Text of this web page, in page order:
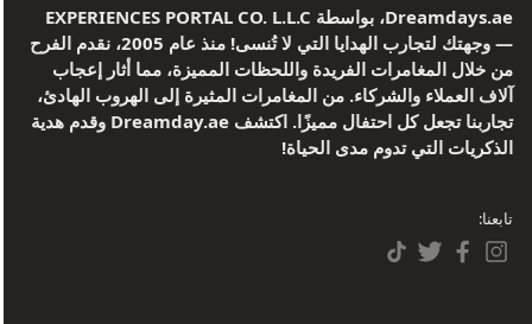
Dreamdays.ae، بواسطة EXPERIENCES PORTAL CO. L.L.C
— وجهتك لتجارب الهدايا التي لا تُنسى! منذ عام 2005، نقدم الفرح
من خلال المغامرات الفريدة واللحظات المميزة، مما أثار إعجاب
آلاف العملاء والشركاء. من المغامرات المثيرة إلى الهروب الهادئ،
تجاربنا تجعل كل احتفال مميزًا. اكتشف Dreamday.ae وقدم هدية
الذكريات التي تدوم مدى الحياة!
تابعنا: